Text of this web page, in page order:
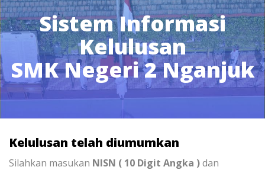
Sistem Informasi
Kelulusan
SMK Negeri 2 Nganjuk
Kelulusan telah diumumkan
Silahkan masukan NISN ( 10 Digit Angka )dan